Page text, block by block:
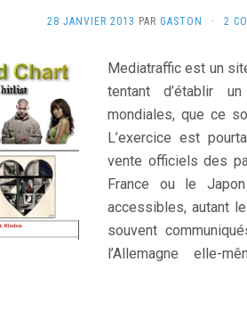
28 JANVIER 2013 PAR GASTON · 2
Mediatraffic est un
tentant d’établir
mondiales, que ce
L’exercice est
vente officiels des
France ou le
accessibles, autant
souvent
l’Allemagne elle-